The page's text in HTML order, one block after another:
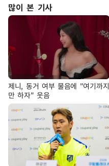
많이 본 기사
제니, 동거 여부 물음에 "여기까지
만 하자" 웃음